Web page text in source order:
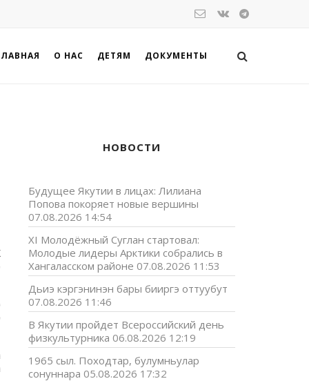
О НАС ДЕТЯМ ДОКУМЕНТЫ
НОВОСТИ
Будущее Якутии в лицах: Лилиана
Попова покоряет новые вершины
07.08.2026 14:54
XI Молодёжный Суглан стартовал:
Молодые лидеры Арктики собрались в
Хангаласском районе 07.08.2026 11:53
Дьиэ кэргэнинэн бары бииргэ оттуубут
07.08.2026 11:46
В Якутии пройдет Всероссийский день
физкультурника 06.08.2026 12:19
1965 сыл. Походтар, булумньулар
сонуннара 05.08.2026 17:32